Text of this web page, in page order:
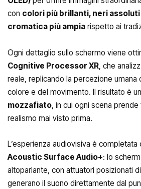
con colori più brillanti, neri assoluti
cromatica più ampia rispetto ai
Ogni dettaglio sullo schermo viene
Cognitive Processor XR , che
reale, replicando la percezione umana
colore e del movimento. Il risultato è
mozzafiato , in cui ogni scena
realismo mai visto prima.
L’esperienza audiovisiva è completata
Acoustic Surface Audio+: lo
altoparlante, con attuatori posizionati
generano il suono direttamente dal